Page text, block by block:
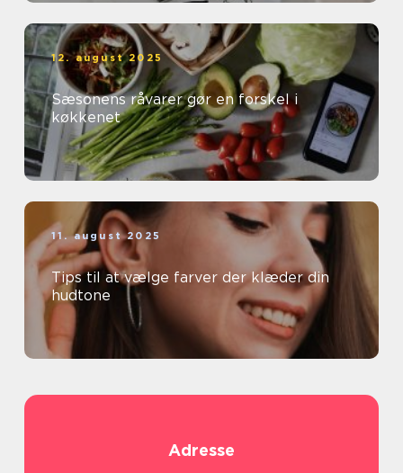
12. august 2025
Sæsonens råvarer gør en forskel i
køkkenet
11. august 2025
Tips til at vælge farver der klæder din
hudtone
Adresse